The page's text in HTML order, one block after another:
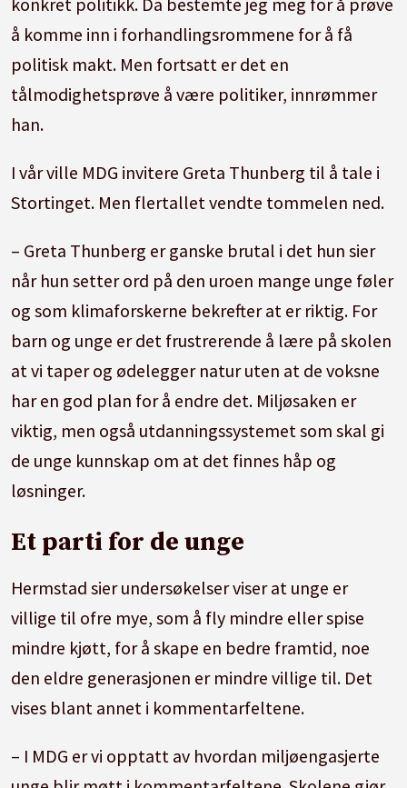
å komme inn i forhandlingsrommene for å få
politisk makt. Men fortsatt er det en
tålmodighetsprøve å være politiker, innrømmer
han.
I vår ville MDG invitere Greta Thunberg til å tale i
Stortinget. Men flertallet vendte tommelen ned.
– Greta Thunberg er ganske brutal i det hun sier
når hun setter ord på den uroen mange unge føler
og som klimaforskerne bekrefter at er riktig. For
barn og unge er det frustrerende å lære på skolen
at vi taper og ødelegger natur uten at de voksne
har en god plan for å endre det. Miljøsaken er
viktig, men også utdanningssystemet som skal gi
de unge kunnskap om at det finnes håp og
løsninger.
Et parti for de unge
Hermstad sier undersøkelser viser at unge er
villige til ofre mye, som å fly mindre eller spise
mindre kjøtt, for å skape en bedre framtid, noe
den eldre generasjonen er mindre villige til. Det
vises blant annet i kommentarfeltene.
– I MDG er vi opptatt av hvordan miljøengasjerte